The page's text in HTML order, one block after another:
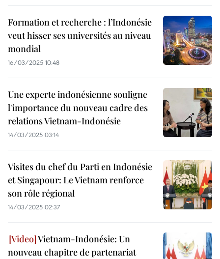
Formation et recherche : l’Indonésie
veut hisser ses universités au niveau
mondial
16/03/2025 10:48
Une experte indonésienne souligne
l'importance du nouveau cadre des
relations Vietnam-Indonésie
14/03/2025 03:14
Visites du chef du Parti en Indonésie
et Singapour: Le Vietnam renforce
son rôle régional
14/03/2025 02:37
Vietnam-Indonésie: Un
nouveau chapitre de partenariat